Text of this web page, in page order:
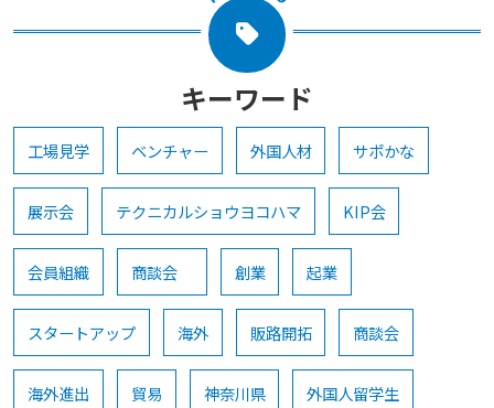
キーワード
工場見学 ベンチャー 外国人材 サポかな
展示会 テクニカルショウヨコハマ KIP会
会員組織 商談会 創業 起業
スタートアップ 海外 販路開拓 商談会
海外進出 貿易 神奈川県 外国人留学生